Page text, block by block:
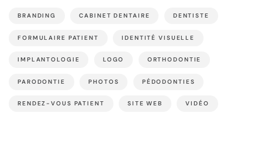
BRANDING CABINET DENTAIRE DENTISTE
FORMULAIRE PATIENT IDENTITÉ VISUELLE
IMPLANTOLOGIE LOGO ORTHODONTIE
PARODONTIE PHOTOS PÉDODONTIES
RENDEZ-VOUS PATIENT SITE WEB VIDÉO